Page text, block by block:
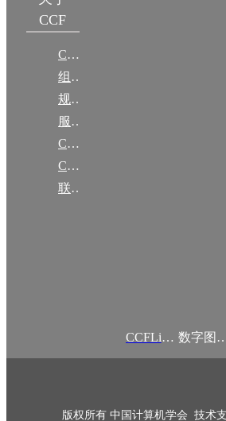
CCF
CCF简介
组织机构
规章
服务项目
CCF大事记
CCF创建60周年
联系我们
CCFLink APP 数字图
版权所有 中国计算机学会 技术